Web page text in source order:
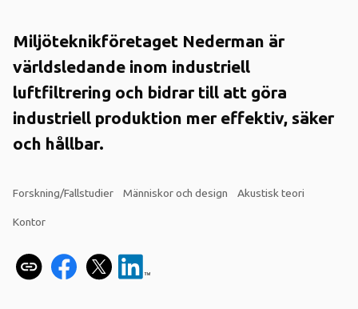
Miljöteknikföretaget Nederman är
världsledande inom industriell
luftfiltrering och bidrar till att göra
industriell produktion mer effektiv, säker
och hållbar.
Forskning/Fallstudier Människor och design Akustisk teori
Kontor